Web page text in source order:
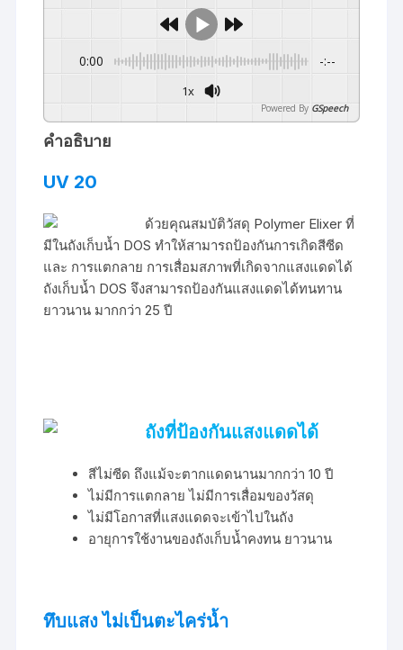
P300XX
0:00 -:--
1x
Powered By GSpeech
คำอธิบาย
UV 20
ด้วยคุณสมบัติวัสดุ Polymer Elixer ที่
มีในถังเก็บน้ำ DOS ทำให้สามารถป้องกันการเกิดสีซีด
และ การแตกลาย การเสื่อมสภาพที่เกิดจากแสงแดดได้
ถังเก็บน้ำ DOS จึงสามารถป้องกันแสงแดดได้ทนทาน
ยาวนาน มากกว่า 25 ปี
ถังที่ป้องกันแสงแดดได้
สีไม่ซีด ถึงแม้จะตากแดดนานมากกว่า 10 ปี
ไม่มีการแตกลาย ไม่มีการเสื่อมของวัสดุ
ไม่มีโอกาสที่แสงแดดจะเข้าไปในถัง
อายุการใช้งานของถังเก็บน้ำคงทน ยาวนาน
ทึบแสง ไม่เป็นตะไคร่น้ำ